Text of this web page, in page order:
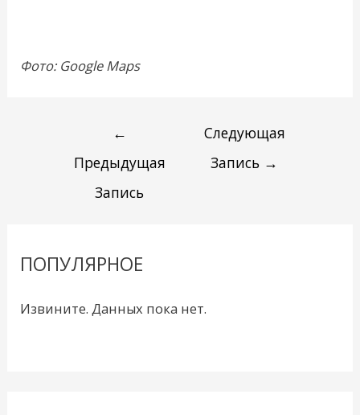
Фото: Google Maps
←
Предыдущая
Запись
Следующая
Запись →
ПОПУЛЯРНОЕ
Извините. Данных пока нет.